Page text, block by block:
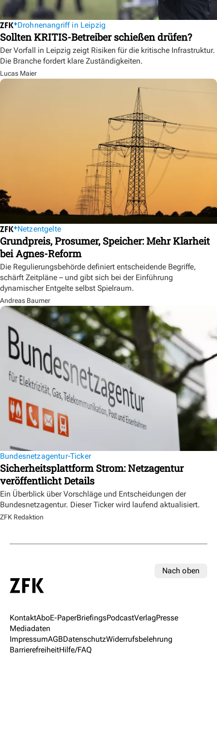
Drohnenangriff in Leipzig
Sollten KRITIS-Betreiber schießen drüfen?
Der Vorfall in Leipzig zeigt Risiken für die kritische Infrastruktur.
Die Branche fordert klare Zuständigkeiten.
Lucas Maier
Netzentgelte
Grundpreis, Prosumer, Speicher: Mehr Klarheit
bei Agnes-Reform
Die Regulierungsbehörde definiert entscheidende Begriffe,
schärft Zeitpläne – und gibt sich bei der Einführung
dynamischer Entgelte selbst Spielraum.
Andreas Baumer
Bundesnetzagentur-Ticker
Sicherheitsplattform Strom: Netzagentur
veröffentlicht Details
Ein Überblick über Vorschläge und Entscheidungen der
Bundesnetzagentur. Dieser Ticker wird laufend aktualisiert.
ZFK Redaktion
Nach oben
KontaktAboE-PaperBriefingsPodcastVerlagPresse
Mediadaten
ImpressumAGBDatenschutzWiderrufsbelehrung
BarrierefreiheitHilfe/FAQ